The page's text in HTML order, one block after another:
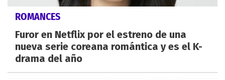
ROMANCES
Furor en Netflix por el estreno de una
nueva serie coreana romántica y es el K-
drama del año